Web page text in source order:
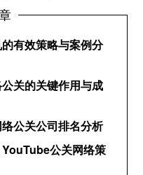
有效策略与案例分
关的关键作用与成
公关公司排名分析
公关网络策